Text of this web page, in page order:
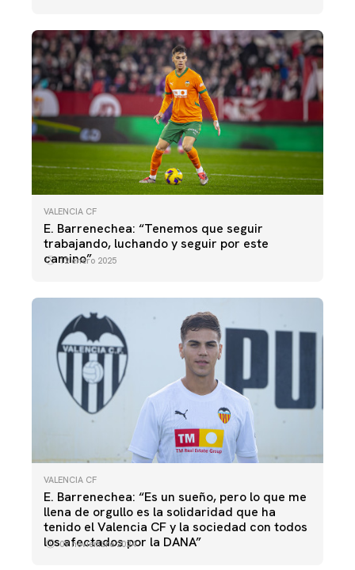
VALENCIA CF
E. Barrenechea: “Tenemos que seguir
trabajando, luchando y seguir por este
camino”
12 enero 2025
VALENCIA CF
E. Barrenechea: “Es un sueño, pero lo que me
llena de orgullo es la solidaridad que ha
tenido el Valencia CF y la sociedad con todos
los afectados por la DANA”
09 noviembre 2024